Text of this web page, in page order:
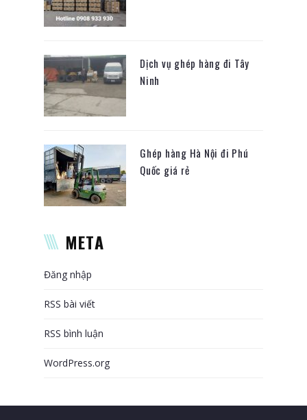
Dịch vụ ghép hàng đi Tây
Ninh
Ghép hàng Hà Nội đi Phú
Quốc giá rẻ
META
Đăng nhập
RSS bài viết
RSS bình luận
WordPress.org